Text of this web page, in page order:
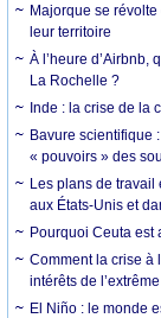
Majorque se
leur territoire
À l’heure d’Airbnb,
La Rochelle ?
Inde : la crise de la
Bavure scientifique
« pouvoirs » des
Les plans de travail
aux États-Unis et
Pourquoi Ceuta est
Comment la crise à
intérêts de
El Niño : le monde